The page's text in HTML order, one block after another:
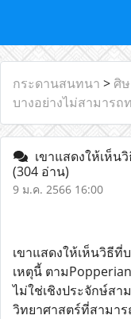
กระดานสนทนา > ศิ
บางอย่างไม่สามารถ
เขาแสดงให้เห็น
(304 อ่าน)
9 ม.ค. 2566 16:00
เขาแสดงให้เห็นวิธีที่
เหตุนี้ ตาม
ไม่ใช่เชิงประจักษ์ส
วิทยาศาสตร์ที่สามา